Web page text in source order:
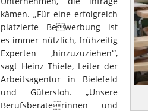
kämen. „Für eine erfolgreich
platzierte Bewerbung ist
es immer nützlich, frühzeitig
Experten ‚hinzuzuziehen‘“,
sagt Heinz Thiele, Leiter der
Arbeitsagentur in Bielefeld
und Gütersloh. „Unsere
Berufsberaterinnen und